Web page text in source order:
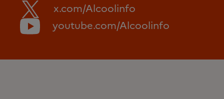
x.com/Alcoolinfo
youtube.com/Alcoolinfo